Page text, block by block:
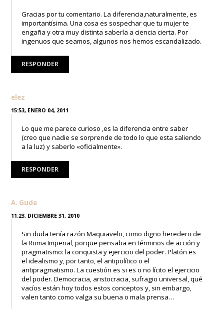
Gracias por tu comentario. La diferencia,naturalmente, es
importantísima. Una cosa es sospechar que tu mujer te
engaña y otra muy distinta saberla a ciencia cierta. Por
ingenuos que seamos, algunos nos hemos escandalizado.
RESPONDER
elez
15:53, ENERO 04, 2011
Lo que me parece curioso ,es la diferencia entre saber
(creo que nadie se sorprende de todo lo que esta saliendo
a la luz) y saberlo «oficialmente».
RESPONDER
A. Gude
11:23, DICIEMBRE 31, 2010
Sin duda tenía razón Maquiavelo, como digno heredero de
la Roma Imperial, porque pensaba en términos de acción y
pragmatismo: la conquista y ejercicio del poder. Platón es
el idealismo y, por tanto, el antipolítico o el
antipragmatismo. La cuestión es si es o no lícito el ejercicio
del poder. Democracia, aristocracia, sufragio universal, qué
vacíos están hoy todos estos conceptos y, sin embargo,
valen tanto como valga su buena o mala prensa…